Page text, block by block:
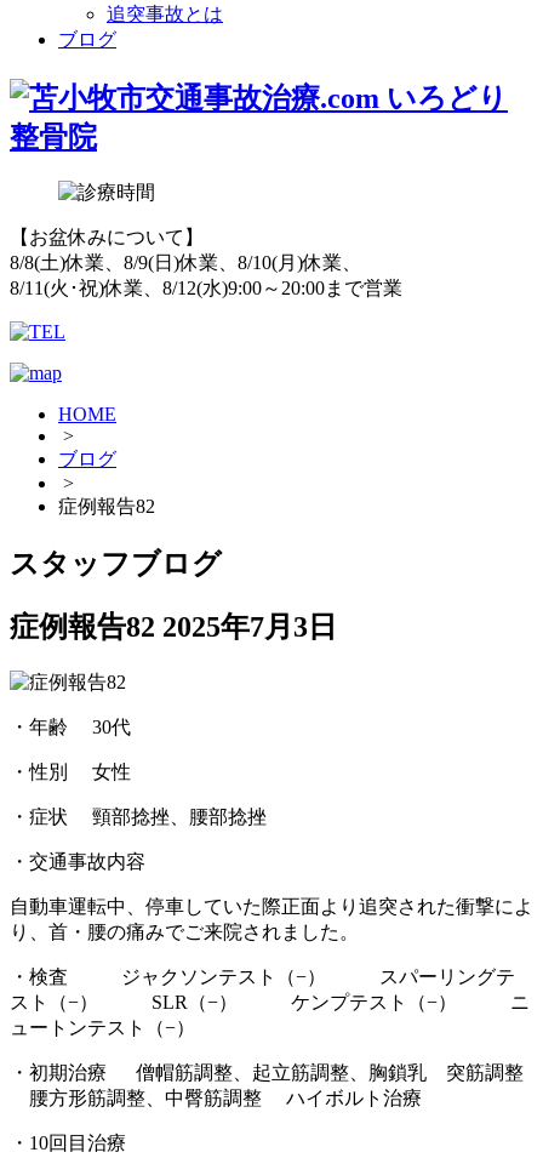
追突事故とは
ブログ
【お盆休みについて】
8/8(土)休業、8/9(日)休業、8/10(月)休業、
8/11(火･祝)休業、8/12(水)9:00～20:00まで営業
HOME
>
ブログ
>
症例報告82
スタッフブログ
症例報告82 2025年7月3日
・年齢 30代
・性別 女性
・症状 頸部捻挫、腰部捻挫
・交通事故内容
自動車運転中、停車していた際正面より追突された衝撃によ
り、首・腰の痛みでご来院されました。
・検査 ジャクソンテスト（−） スパーリングテ
スト（−） SLR（−） ケンプテスト（−） ニ
ュートンテスト（−）
・初期治療 僧帽筋調整、起立筋調整、胸鎖乳 突筋調整
腰方形筋調整、中臀筋調整 ハイボルト治療
・10回目治療